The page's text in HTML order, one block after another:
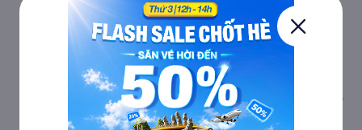
Hành khách có thể sạc điện thoại, sạc laptop, sạc ipad nếu
Ưu điểm
Xe giường nằm đôi đi Tuy Phước - Bình Định từ Trảng Bom -
Đồng Nai này phù hợp cho các cặp đôi hoặc gia đình có bé
nhỏ vì diện tích phòng rộng, riêng tư. Một điểm cộng lớn cho
loại xe này là không bắt khách dọc đường, tránh được tình